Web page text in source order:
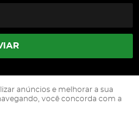
0002-90
anúncios e melhorar a sua
você concorda com a